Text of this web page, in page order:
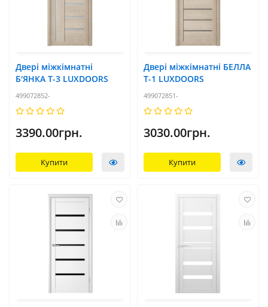
Двері міжкімнатні
Б'ЯНКА Т-3 LUXDOORS
499072852-
3390.00грн.
Купити
Двері міжкімнатні БЕЛЛА
T-1 LUXDOORS
499072851-
3030.00грн.
Купити